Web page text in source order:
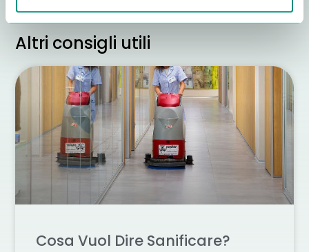
Altri consigli utili
Cosa Vuol Dire Sanificare?